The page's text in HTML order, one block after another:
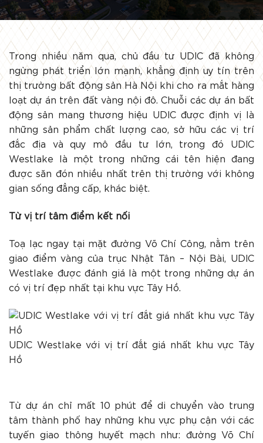
Trong nhiều năm qua, chủ đầu tư UDIC đã không
ngừng phát triển lớn mạnh, khẳng định uy tín trên
thị trường bất động sản Hà Nội khi cho ra mắt hàng
loạt dự án trên đất vàng nội đô. Chuỗi các dự án bất
động sản mang thương hiệu UDIC được định vị là
những sản phẩm chất lượng cao, sở hữu các vị trí
đắc địa và quy mô đầu tư lớn, trong đó UDIC
Westlake là một trong những cái tên hiện đang
được săn đón nhiều nhất trên thị trường với không
gian sống đẳng cấp, khác biệt.
Từ vị trí tâm điểm kết nối
Toạ lạc ngay tại mặt đường Võ Chí Công, nằm trên
giao điểm vàng của trục Nhật Tân – Nội Bài, UDIC
Westlake được đánh giá là một trong những dự án
có vị trí đẹp nhất tại khu vực Tây Hồ.
UDIC Westlake với vị trí đắt giá nhất khu vực Tây
Hồ
Từ dự án chỉ mất 10 phút để di chuyển vào trung
tâm thành phố hay những khu vực phụ cận với các
tuyến giao thông huyết mạch như: đường Võ Chí